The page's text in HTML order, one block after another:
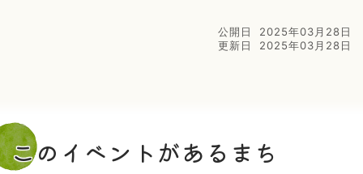
公開日
2025年03月28日
更新日
2025年03月28日
このイベントがあるまち